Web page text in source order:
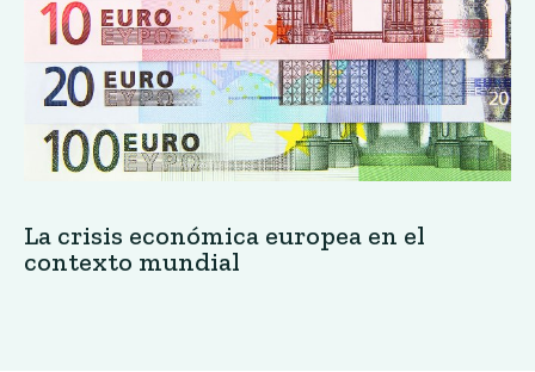
La crisis económica europea en el
contexto mundial